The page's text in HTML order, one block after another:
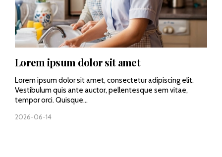
Lorem ipsum dolor sit amet
Lorem ipsum dolor sit amet, consectetur adipiscing elit.
Vestibulum quis ante auctor, pellentesque sem vitae,
tempor orci. Quisque...
2026-06-14